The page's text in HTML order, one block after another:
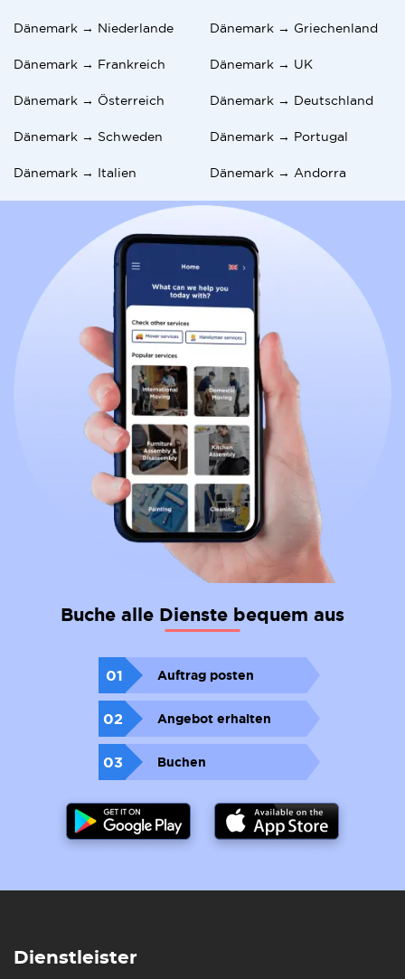
Dänemark → Niederlande Dänemark → Griechenland
Dänemark → Frankreich Dänemark → UK
Dänemark → Österreich Dänemark → Deutschland
Dänemark → Schweden Dänemark → Portugal
Dänemark → Italien Dänemark → Andorra
Buche alle Dienste bequem aus
01 Auftrag posten
02 Angebot erhalten
03 Buchen
Dienstleister